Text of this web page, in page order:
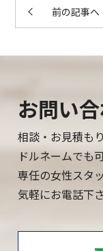
前の記事へ
お問い
相談・お見積も
ドルネームでも
専任の女性スタ
気軽にお電話下さ